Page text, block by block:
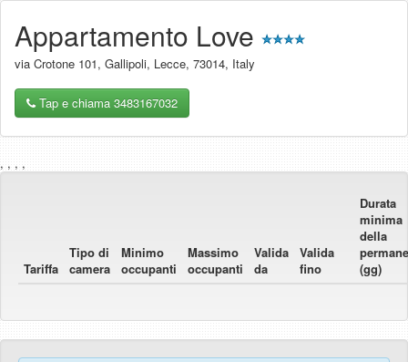
Appartamento Love
via Crotone 101, Gallipoli, Lecce, 73014, Italy
Tap e chiama 3483167032
, , , ,
Tariffa
Tipo di
camera
Minimo
occupanti
Massimo
occupanti
Valida
da
Valida
fino
Durata
minima
della
(gg)